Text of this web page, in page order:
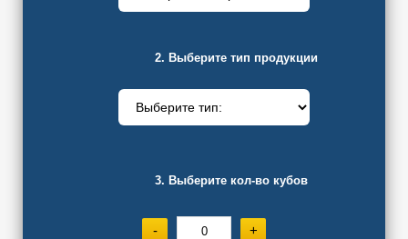
2. Выберите тип продукции
3. Выберите кол-во кубов
- +